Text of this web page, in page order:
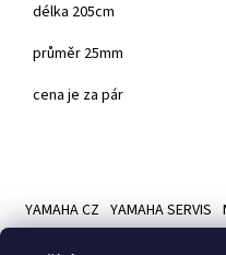
délka 205cm
průměr 25mm
cena je za pár
p
YAMAHA CZ YAMAHA SERVIS